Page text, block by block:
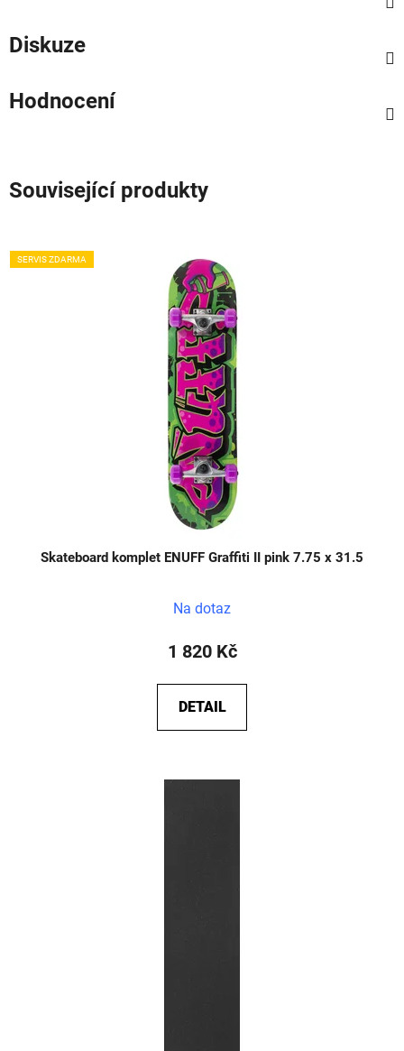
Diskuze
Hodnocení
Související produkty
SERVIS ZDARMA
Skateboard komplet ENUFF Graffiti II pink 7.75 x 31.5
Na dotaz
1 820 Kč
DETAIL